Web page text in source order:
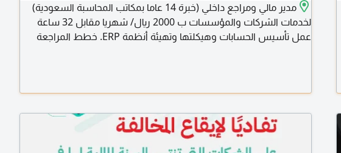
مدير مالي ومراجع داخلي (خبرة 14 عاما بمكاتب المحاسبة السعودية)
لخدمات الشركات والمؤسسات ب 2000 ريال/ شهريا مقابل 32 ساعة
عمل تأسيس الحسابات وهيكلتها وتهيئة أنظمة ERP. خطط المراجعة